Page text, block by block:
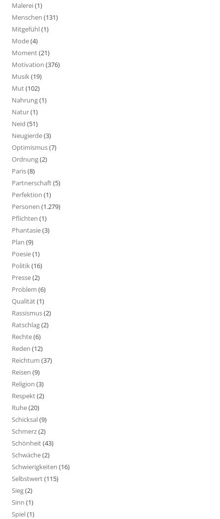
Malerei(1)
Menschen (131)
Mitgefühl(1)
Mode(4)
Moment(21)
Motivation (376)
Musik(19)
Mut(102)
Nahrung(1)
Natur(1)
Neid (51)
Neugierde(3)
Optimismus(7)
Ordnung(2)
Paris(8)
Partnerschaft(5)
Perfektion (1)
Personen (1.279)
Pflichten (1)
Phantasie(3)
Plan (9)
Poesie(1)
Politik(16)
Presse(2)
Problem (6)
Qualität(1)
Rassismus(2)
Ratschlag(2)
Rechte(6)
Reden (12)
Reichtum (37)
Reisen (9)
Religion (3)
Respekt(2)
Ruhe(20)
Schicksal(9)
Schmerz(2)
Schönheit(43)
Schwäche(2)
Schwierigkeiten (16)
Selbstwert(115)
Sieg(2)
Sinn (1)
Spiel(1)